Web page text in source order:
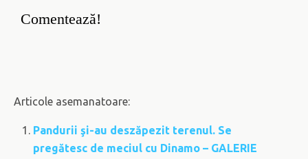
Comentează!
Articole asemanatoare:
Pandurii şi-au deszăpezit terenul. Se
pregătesc de meciul cu Dinamo – GALERIE